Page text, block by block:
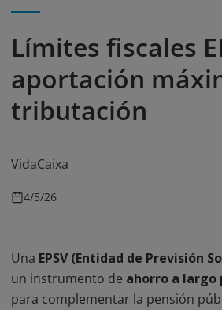
Límites fiscales
aportación
tributación
VidaCaixa
4/5/26
Una EPSV (Entidad de Previsión
un instrumento de ahorro a largo
para complementar la pensión